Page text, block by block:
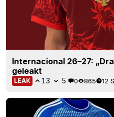
Internacional 26–27:
geleakt
LEAK 13 5 0 865 12